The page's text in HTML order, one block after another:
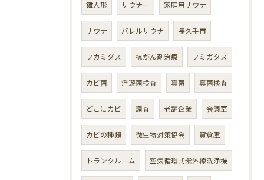
雛人形 サウナー 家庭用サウナ
サウナ バレルサウナ 長久手市
フカミダス 抗がん剤治療 フミガタス
カビ菌 浮遊菌検査 真菌 真菌検査
どこにカビ 調査 老舗企業 会議室
カビの種類 微生物対策協会 貸倉庫
トランクルーム 空気循環式紫外線洗浄機